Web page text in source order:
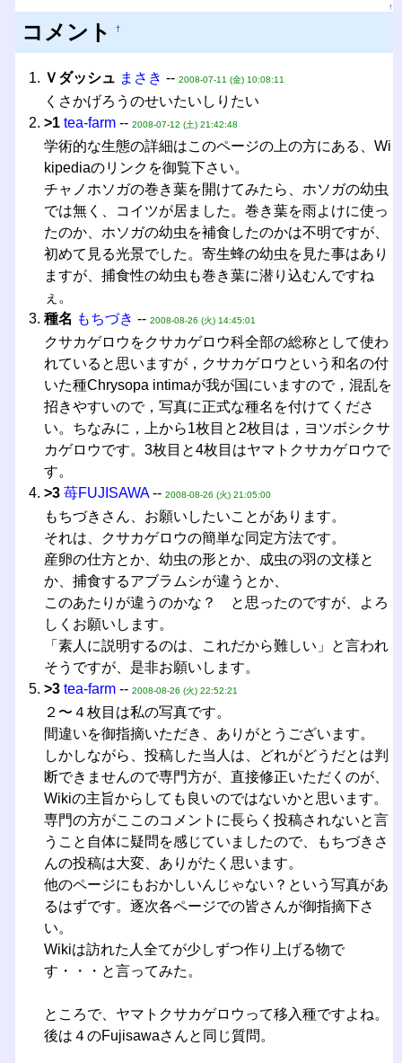
↑
コメント †
Ｖダッシュ まさき -- 2008-07-11 (金) 10:08:11
くさかげろうのせいたいしりたい
>1 tea-farm-- 2008-07-12 (土) 21:42:48
学術的な生態の詳細はこのページの上の方にある、Wi
kipediaのリンクを御覧下さい。
チャノホソガの巻き葉を開けてみたら、ホソガの幼虫
では無く、コイツが居ました。巻き葉を雨よけに使っ
たのか、ホソガの幼虫を補食したのかは不明ですが、
初めて見る光景でした。寄生蜂の幼虫を見た事はあり
ますが、捕食性の幼虫も巻き葉に潜り込むんですね
ぇ。
種名 もちづき -- 2008-08-26 (火) 14:45:01
クサカゲロウをクサカゲロウ科全部の総称として使わ
れていると思いますが，クサカゲロウという和名の付
いた種Chrysopa intimaが我が国にいますので，混乱を
招きやすいので，写真に正式な種名を付けてくださ
い。ちなみに，上から1枚目と2枚目は，ヨツボシクサ
カゲロウです。3枚目と4枚目はヤマトクサカゲロウで
す。
>3 苺FUJISAWA-- 2008-08-26 (火) 21:05:00
もちづきさん、お願いしたいことがあります。
それは、クサカゲロウの簡単な同定方法です。
産卵の仕方とか、幼虫の形とか、成虫の羽の文様と
か、捕食するアブラムシが違うとか、
このあたりが違うのかな？ と思ったのですが、よろ
しくお願いします。
「素人に説明するのは、これだから難しい」と言われ
そうですが、是非お願いします。
>3 tea-farm-- 2008-08-26 (火) 22:52:21
２〜４枚目は私の写真です。
間違いを御指摘いただき、ありがとうございます。
しかしながら、投稿した当人は、どれがどうだとは判
断できませんので専門方が、直接修正いただくのが、
Wikiの主旨からしても良いのではないかと思います。
専門の方がここのコメントに長らく投稿されないと言
うこと自体に疑問を感じていましたので、もちづきさ
んの投稿は大変、ありがたく思います。
他のページにもおかしいんじゃない？という写真があ
るはずです。逐次各ページでの皆さんが御指摘下さ
い。
Wikiは訪れた人全てが少しずつ作り上げる物で
す・・・と言ってみた。
ところで、ヤマトクサカゲロウって移入種ですよね。
後は４のFujisawaさんと同じ質問。